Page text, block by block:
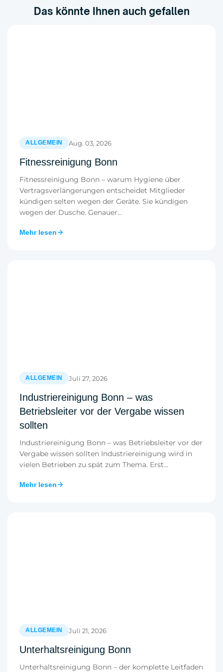
Das könnte Ihnen auch gefallen
ALLGEMEIN Aug. 03, 2026
Fitnessreinigung Bonn
Fitnessreinigung Bonn – warum Hygiene über
Vertragsverlängerungen entscheidet Mitglieder
kündigen selten wegen der Geräte. Sie kündigen
wegen der Dusche. Genauer...
Mehr lesen
ALLGEMEIN Juli 27, 2026
Industriereinigung Bonn – was
Betriebsleiter vor der Vergabe wissen
sollten
Industriereinigung Bonn – was Betriebsleiter vor der
Vergabe wissen sollten Industriereinigung wird in
vielen Betrieben zu spät zum Thema. Erst...
Mehr lesen
ALLGEMEIN Juli 21, 2026
Unterhaltsreinigung Bonn
Unterhaltsreinigung Bonn – der komplette Leitfaden